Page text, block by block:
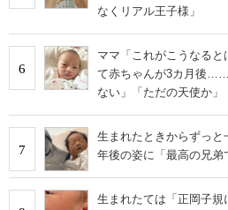
なくリアル王子様」
6
ママ「これがこうなる
て赤ちゃんが3カ月後
ない」「ただの天使か」
7
生まれたときからずっと
年後の姿に「最高の兄弟
生まれたては「正岡子